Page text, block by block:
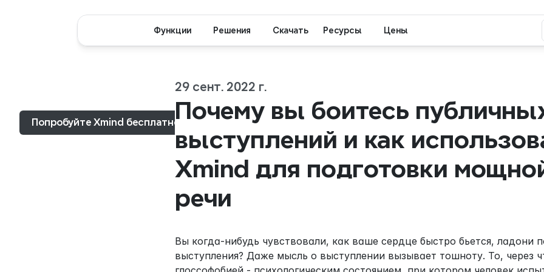
Попробуйте Xmind бесплатно
29 сент. 2022 г.
Почему вы боитесь
выступлений и как
Xmind для подготовки
речи
Вы когда-нибудь чувствовали, как ваше сердце быстро бьется, ладони
выступления? Даже мысль о выступлении вызывает тошноту. То, через
Функции Решения Скачать Ресурсы Цены